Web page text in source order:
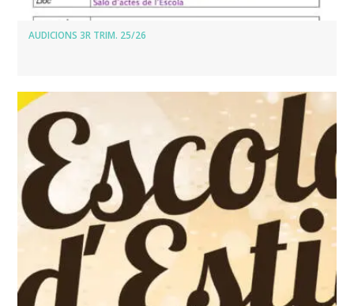
AUDICIONS 3R TRIM. 25/26